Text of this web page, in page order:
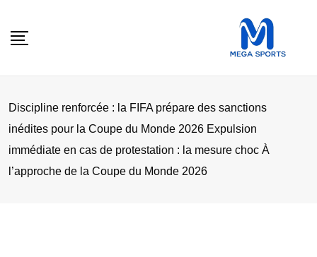
Discipline renforcée : la FIFA prépare des sanctions
inédites pour la Coupe du Monde 2026 Expulsion
immédiate en cas de protestation : la mesure choc À
l’approche de la Coupe du Monde 2026